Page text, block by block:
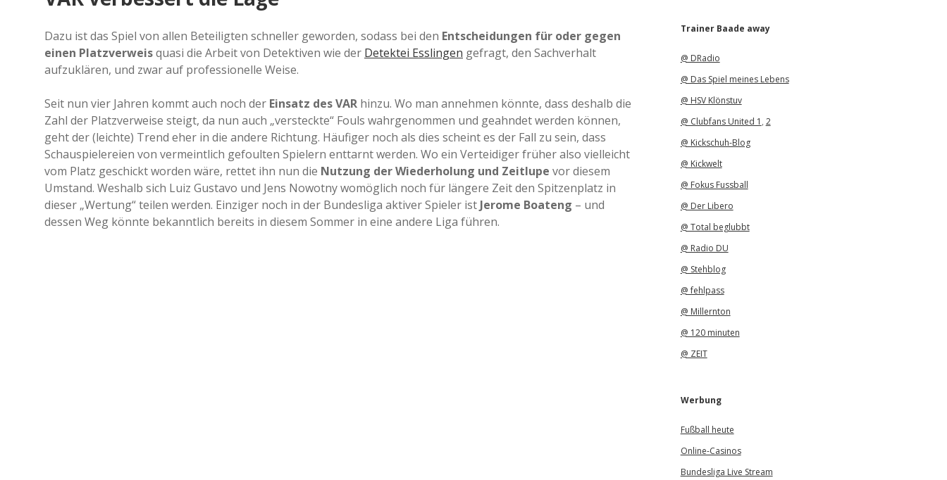
Dazu ist das Spiel von allen Beteiligten schneller geworden, sodass bei den Entscheidungen für oder gegen
einen Platzverweisquasi die Arbeit von Detektiven wie der Detektei Esslingen gefragt, den Sachverhalt
aufzuklären, und zwar auf professionelle Weise.
Seit nun vier Jahren kommt auch noch der Einsatz des VAR hinzu. Wo man annehmen könnte, dass deshalb die
Zahl der Platzverweise steigt, da nun auch „versteckte“ Fouls wahrgenommen und geahndet werden können,
geht der (leichte) Trend eher in die andere Richtung. Häufiger noch als dies scheint es der Fall zu sein, dass
Schauspielereien von vermeintlich gefoulten Spielern enttarnt werden. Wo ein Verteidiger früher also vielleicht
vom Platz geschickt worden wäre, rettet ihn nun die Nutzung der Wiederholung und Zeitlupe vor diesem
Umstand. Weshalb sich Luiz Gustavo und Jens Nowotny womöglich noch für längere Zeit den Spitzenplatz in
dieser „Wertung“ teilen werden. Einziger noch in der Bundesliga aktiver Spieler ist Jerome Boateng – und
dessen Weg könnte bekanntlich bereits in diesem Sommer in eine andere Liga führen.
iTrainer Baade away
@ DRadio
@ Das Spiel meines Lebens
@ HSV Klönstuv
@ Clubfans United 1 , 2
@ Kickschuh-Blog
@ Kickwelt
@ Fokus Fussball
@ Der Libero
@ Total beglubbt
@ Radio DU
@ Stehblog
@ fehlpass
@ Millernton
@ 120 minuten
@ ZEIT
Werbung
Fußball heute
Online-Casinos
Bundesliga Live Stream